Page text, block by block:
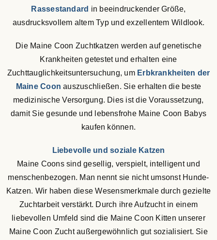
Rassestandard in beeindruckender Größe,
ausdrucksvollem altem Typ und exzellentem Wildlook.
Die Maine Coon Zuchtkatzen werden auf genetische
Krankheiten getestet und erhalten eine
Zuchttauglichkeitsuntersuchung, um Erbkrankheiten der
Maine Coon auszuschließen. Sie erhalten die beste
medizinische Versorgung. Dies ist die Voraussetzung,
damit Sie gesunde und lebensfrohe Maine Coon Babys
kaufen können.
Liebevolle und soziale Katzen
Maine Coons sind gesellig, verspielt, intelligent und
menschenbezogen. Man nennt sie nicht umsonst Hunde-
Katzen. Wir haben diese Wesensmerkmale durch gezielte
Zuchtarbeit verstärkt. Durch ihre Aufzucht in einem
liebevollen Umfeld sind die Maine Coon Kitten unserer
Maine Coon Zucht außergewöhnlich gut sozialisiert. Sie